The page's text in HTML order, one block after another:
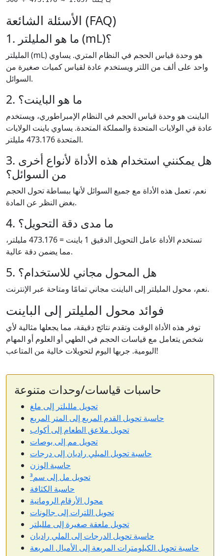
الأسئلة الشائعة (FAQ)
1. ما هو المليلتر (mL)؟
المليلتر (mL) هو وحدة قياس الحجم في النظام المتري. يساوي
واحد على ألف من اللتر ويستخدم عادة لقياس كميات صغيرة من
السوائل.
2. ما هو الباينت؟
الباينت هو وحدة قياس الحجم في النظام الإمبراطوري، ويستخدم
عادة في الولايات المتحدة والمملكة المتحدة. يساوي باينت الولايات
المتحدة 473.176 مليلتر.
3. هل يمكنني استخدام هذه الأداة لأنواع أخرى
من السوائل؟
نعم، تعمل هذه الأداة مع جميع السوائل لأنها ببساطة تحول الحجم
بغض النظر عن المادة.
4. ما مدى دقة التحويل؟
تستخدم الأداة عامل التحويل الدقيق 1 باينت = 473.176 مليلتر،
مما يضمن دقة عالية.
5. هل المحول مجاني للاستخدام؟
نعم، محول المليلتر إلى الباينت مجاني تمامًا ومتاحة عبر الإنترنت.
فوائد محول المليلتر إلى الباينت
توفر هذه الأداة الوقت وتقدم نتائج دقيقة، مما يجعلها مثالية لأي
شخص يتعامل مع قياسات الحجم في الطهي أو العلوم أو المهام
اليومية. جربها اليوم لتحويلات خالية من المتاعب!
حاسبات قياسات/وحدات متنوعة
تحويل ملليلتر إلى ملغ
حاسبة تحويل القدم المربع إلى المتر المربع
تحويل ملاعق الطعام إلى أكواب
تحويل مم إلى بوصات
حاسبة تحويل الميلي راديان إلى درجات
حاسبة الوزن
تحويل مل إلى سم³
حاسبة الكثافة
محول الأرقام الرومانية
تحويل اللترات إلى جالونات
تحويل ملعقة صغيرة إلى ملليلتر
حاسبة تحويل الدرجات إلى الملي راديان
حاسبة تحويل الكيلومترات المربعة إلى الأميال المربعة